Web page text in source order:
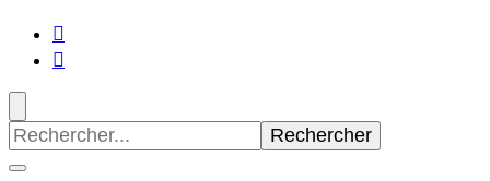
Recherche
pour
: